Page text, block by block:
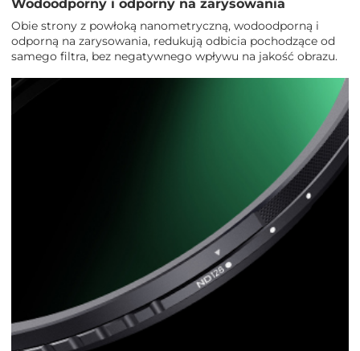
Wodoodporny i odporny na zarysowania
Obie strony z powłoką nanometryczną, wodoodporną i
odporną na zarysowania, redukują odbicia pochodzące od
samego filtra, bez negatywnego wpływu na jakość obrazu.